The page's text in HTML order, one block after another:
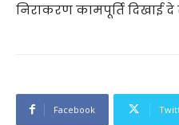
निराकरण कामपूर्ति दिखाई दे
Facebook